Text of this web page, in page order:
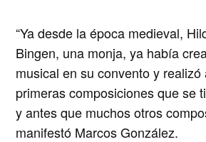
“Ya desde la época medieval,
Bingen, una monja, ya había
musical en su convento y
primeras composiciones que se
y antes que muchos otros
manifestó Marcos González.